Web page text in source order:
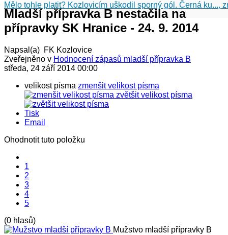
Mělo tohle platit? Kozlovicím uškodil sporný gól. Černá ku...,
Mladší přípravka B nestačila na
přípravky SK Hranice - 24. 9. 2014
Napsal(a) FK Kozlovice
Zveřejněno v Hodnocení zápasů mladší přípravka B
středa, 24 září 2014 00:00
velikost písma zmenšit velikost písma
zvětšit velikost písma
Tisk
Email
Ohodnotit tuto položku
1
2
3
4
5
(0 hlasů)
Mužstvo mladší přípravky B